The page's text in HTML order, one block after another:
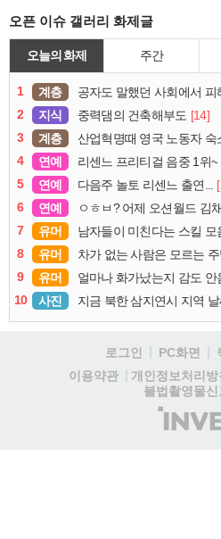
오픈 이슈 갤러리 화제글
오늘의 화제 주간
1 계층 공자도 말했던 사회에서
2
지식 중력댐의 건축해부도 [14]
3
계층 산업혁명때 영국 노동자 숙
4
연예 리센느 프리티걸 음중 1위~
5
연예 다음주 놀토 리센느 출연...
6
연예 ㅇㅎㅂ? 어제 오션월드 김
7
유머 남자들이 미친다는 스킬 모
8
유머 차가 없는 사람은 모르는
9
유머 얼마나 화가났는지 감도 안
10
사진 지금 북한 삼지연시 지역 날
로그인 PC화면
이용약관
개인정보처리방
불법촬영물신
(주)
인